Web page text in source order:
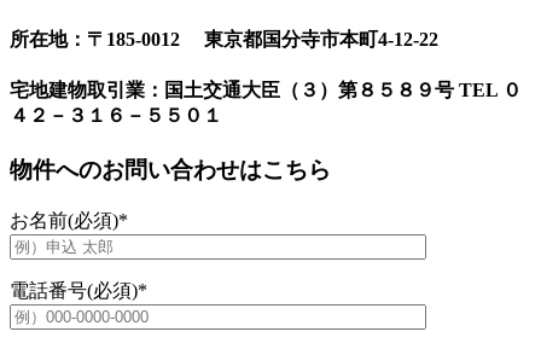
所在地：〒185-0012 東京都国分寺市本町4-12-22
宅地建物取引業：国土交通大臣（３）第８５８９号 TEL ０
４２－３１６－５５０１
物件へのお問い合わせはこちら
お名前(必須)*
電話番号(必須)*